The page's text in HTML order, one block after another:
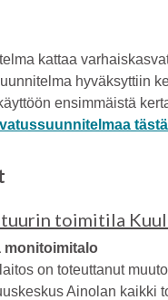
kattaa
hyväksyttiin
ensimmäistä
toimitila
monitoimitalo
on toteuttanut
Ainolan kaikki